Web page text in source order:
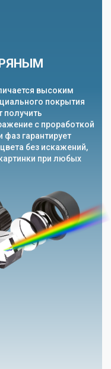
высоким
покрытия
получить
с проработкой
фаз гарантирует
без искажений,
при любых